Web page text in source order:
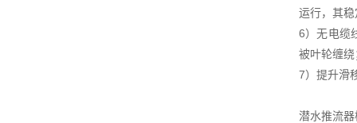
运行，其
6）无电缆
被叶轮缠绕
7）提升滑
潜水推流